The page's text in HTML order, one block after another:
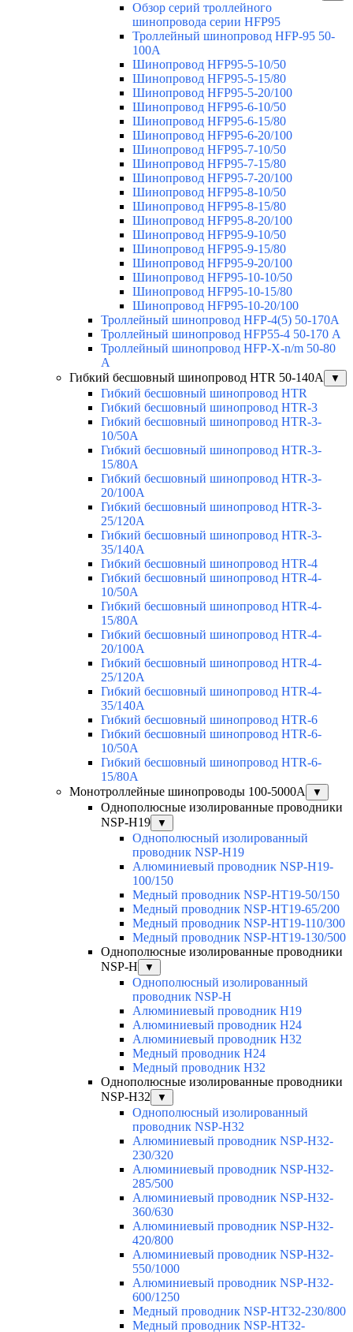
Обзор серий троллейного
шинопровода серии HFP95
Троллейный шинопровод HFP-95 50-
100А
Шинопровод HFP95-5-10/50
Шинопровод HFP95-5-15/80
Шинопровод HFP95-5-20/100
Шинопровод HFP95-6-10/50
Шинопровод HFP95-6-15/80
Шинопровод HFP95-6-20/100
Шинопровод HFP95-7-10/50
Шинопровод HFP95-7-15/80
Шинопровод HFP95-7-20/100
Шинопровод HFP95-8-10/50
Шинопровод HFP95-8-15/80
Шинопровод HFP95-8-20/100
Шинопровод HFP95-9-10/50
Шинопровод HFP95-9-15/80
Шинопровод HFP95-9-20/100
Шинопровод HFP95-10-10/50
Шинопровод HFP95-10-15/80
Шинопровод HFP95-10-20/100
Троллейный шинопровод HFP-4(5) 50-170A
Троллейный шинопровод HFP55-4 50-170 А
Троллейный шинопровод HFP-X-n/m 50-80
A
Гибкий бесшовный шинопровод HTR 50-140А
▼
Гибкий бесшовный шинопровод HTR
Гибкий бесшовный шинопровод HTR-3
Гибкий бесшовный шинопровод HTR-3-
10/50A
Гибкий бесшовный шинопровод HTR-3-
15/80A
Гибкий бесшовный шинопровод HTR-3-
20/100A
Гибкий бесшовный шинопровод HTR-3-
25/120A
Гибкий бесшовный шинопровод HTR-3-
35/140A
Гибкий бесшовный шинопровод HTR-4
Гибкий бесшовный шинопровод HTR-4-
10/50A
Гибкий бесшовный шинопровод HTR-4-
15/80A
Гибкий бесшовный шинопровод HTR-4-
20/100A
Гибкий бесшовный шинопровод HTR-4-
25/120A
Гибкий бесшовный шинопровод HTR-4-
35/140A
Гибкий бесшовный шинопровод HTR-6
Гибкий бесшовный шинопровод HTR-6-
10/50A
Гибкий бесшовный шинопровод HTR-6-
15/80A
Монотроллейные шинопроводы 100-5000А
▼
Однополюсные изолированные проводники
NSP-H19
▼
Однополюсный изолированный
проводник NSP-H19
Алюминиевый проводник NSP-H19-
100/150
Медный проводник NSP-HT19-50/150
Медный проводник NSP-HT19-65/200
Медный проводник NSP-HT19-110/300
Медный проводник NSP-HT19-130/500
Однополюсные изолированные проводники
NSP-H
▼
Однополюсный изолированный
проводник NSP-H
Алюминиевый проводник H19
Алюминиевый проводник H24
Алюминиевый проводник H32
Медный проводник H24
Медный проводник H32
Однополюсные изолированные проводники
NSP-H32
▼
Однополюсный изолированный
проводник NSP-H32
Алюминиевый проводник NSP-H32-
230/320
Алюминиевый проводник NSP-H32-
285/500
Алюминиевый проводник NSP-H32-
360/630
Алюминиевый проводник NSP-H32-
420/800
Алюминиевый проводник NSP-H32-
550/1000
Алюминиевый проводник NSP-H32-
600/1250
Медный проводник NSP-HT32-230/800
Медный проводник NSP-HT32-